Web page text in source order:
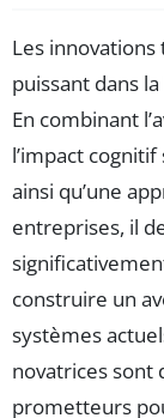
Les
puissant dans
En combinant
l’impact
ainsi qu’une
entreprises, il
construire un
systèmes
novatrices sont
prometteurs